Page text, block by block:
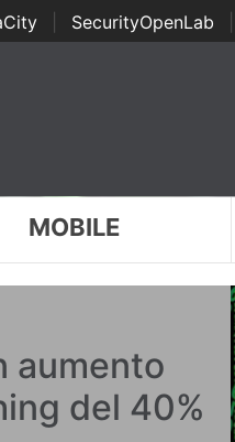
SecurityOpenLab
Awards
MOBILE
aumento
del 40%